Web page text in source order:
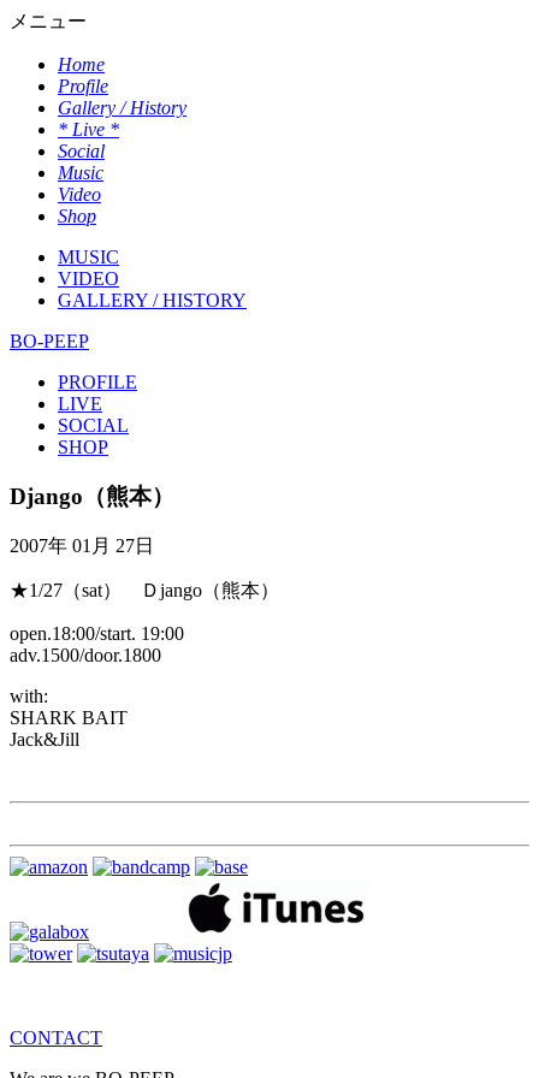
メニュー
Home
Profile
Gallery / History
* Live *
Social
Music
Video
Shop
MUSIC
VIDEO
GALLERY / HISTORY
BO-PEEP
PROFILE
LIVE
SOCIAL
SHOP
Django（熊本）
2007年 01月 27日
★1/27（sat） Ｄjango（熊本）
open.18:00/start. 19:00
adv.1500/door.1800
with:
SHARK BAIT
Jack&Jill
CONTACT